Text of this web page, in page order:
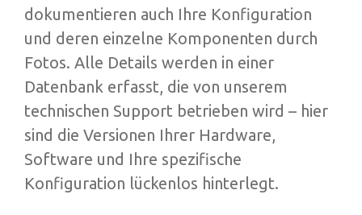
dokumentieren auch Ihre Konfiguration
und deren einzelne Komponenten durch
Fotos. Alle Details werden in einer
Datenbank erfasst, die von unserem
technischen Support betrieben wird – hier
sind die Versionen Ihrer Hardware,
Software und Ihre spezifische
Konfiguration lückenlos hinterlegt.